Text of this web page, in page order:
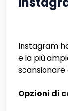
Instagram
e la più
Opzioni di